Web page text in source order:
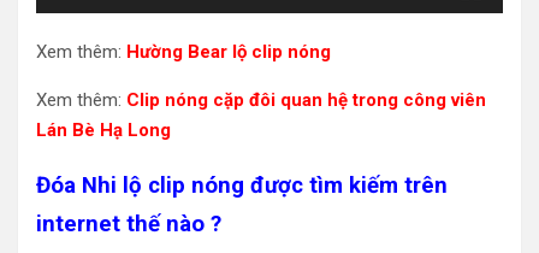
Xem thêm: Hường Bear lộ clip nóng
Xem thêm: Clip nóng cặp đôi quan hệ trong công viên
Lán Bè Hạ Long
Đóa Nhi lộ clip nóng được tìm kiếm trên
internet thế nào ?